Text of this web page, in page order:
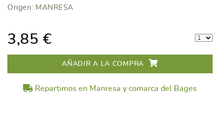
Origen: MANRESA
3,85 €
AÑADIR A LA COMPRA
Repartimos en Manresa y comarca del Bages